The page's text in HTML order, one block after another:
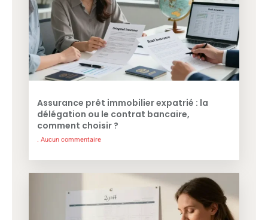
Assurance prêt immobilier expatrié : la
délégation ou le contrat bancaire,
comment choisir ?
Aucun commentaire